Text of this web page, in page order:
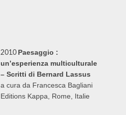
2010 Paesaggio :
un’esperienza multiculturale
–Scritti di Bernard Lassus
a cura da Francesca Bagliani
Editions Kappa, Rome, Italie